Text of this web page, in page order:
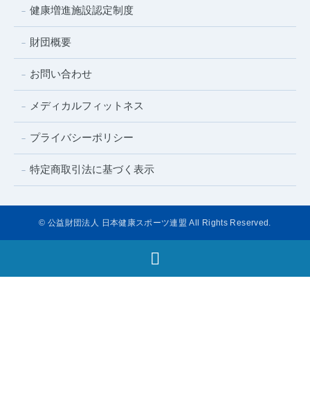
健康増進施設認定制度
財団概要
お問い合わせ
メディカルフィットネス
プライバシーポリシー
特定商取引法に基づく表示
© 公益財団法人 日本健康スポーツ連盟 All Rights Reserved.